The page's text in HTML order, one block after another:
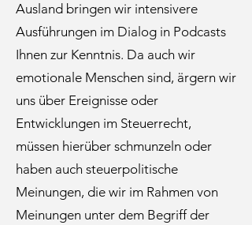
Ausland bringen wir intensivere
Ausführungen im Dialog in Podcasts
Ihnen zur Kenntnis. Da auch wir
emotionale Menschen sind, ärgern wir
uns über Ereignisse oder
Entwicklungen im Steuerrecht,
müssen hierüber schmunzeln oder
haben auch steuerpolitische
Meinungen, die wir im Rahmen von
Meinungen unter dem Begriff der